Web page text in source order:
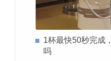
1杯最快50秒完成
吗